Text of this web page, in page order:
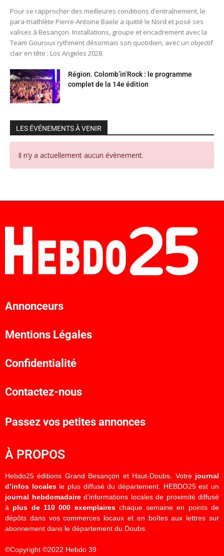
Pour se rapprocher des meilleures conditions d’entraînement, le
para-triathlète Pierre-Antoine Baele a quitté le Nord et posé ses
valises à Besançon. Installations, groupe et encadrement avec la
Team Gouroux rythment désormais son quotidien, avec un objectif
clair en tête : Los Angeles 2028.
Région. Colomb’in’Rock : le programme
complet de la 14e édition
LES ÉVÉNEMENTS À VENIR
Il n’y a actuellement aucun évènement.
Annonceurs
Mentions Légales
Confidentialité
Contactez-nous
Passez vos petites annonces
À PROPOS
Hebdo25 éditions Grand Besançon et Haut-Doubs. Votre journal
d’infos localesle plus diffusé du département. HEBDO25 est un
journal hebdomadaired’informations locales de proximité diffusé
à plus de 110 000 exemplaireschaque semaine en points de
dépôts dans vos commerces locaux et en boîtes aux lettres sur
abonnement dans le département du Doubs.
©Copyright ©2022 Hebdo 39